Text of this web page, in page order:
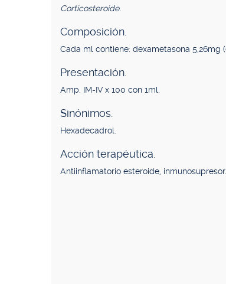
Corticosteroide.
Composición.
Cada ml contiene: dexametasona 5,26mg
Presentación.
Amp. IM-IV x 100 con 1ml.
Sinónimos.
Hexadecadrol.
Acción terapéutica.
Antiinflamatorio esteroide, inmunosupresor.